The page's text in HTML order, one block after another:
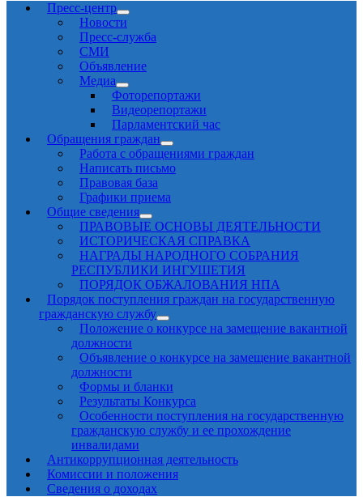
Пресс-центр
Новости
Пресс-служба
СМИ
Объявление
Медиа
Фоторепортажи
Видеорепортажи
Парламентский час
Обращения граждан
Работа с обращениями граждан
Написать письмо
Правовая база
Графики приема
Общие сведения
ПРАВОВЫЕ ОСНОВЫ ДЕЯТЕЛЬНОСТИ
ИСТОРИЧЕСКАЯ СПРАВКА
НАГРАДЫ НАРОДНОГО СОБРАНИЯ
РЕСПУБЛИКИ ИНГУШЕТИЯ
ПОРЯДОК ОБЖАЛОВАНИЯ НПА
Порядок поступления граждан на государственную
гражданскую службу
Положение о конкурсе на замещение вакантной
должности
Объявление о конкурсе на замещение вакантной
должности
Формы и бланки
Результаты Конкурса
Особенности поступления на государственную
гражданскую службу и ее прохождение
инвалидами
Антикоррупционная деятельность
Комиссии и положения
Сведения о доходах